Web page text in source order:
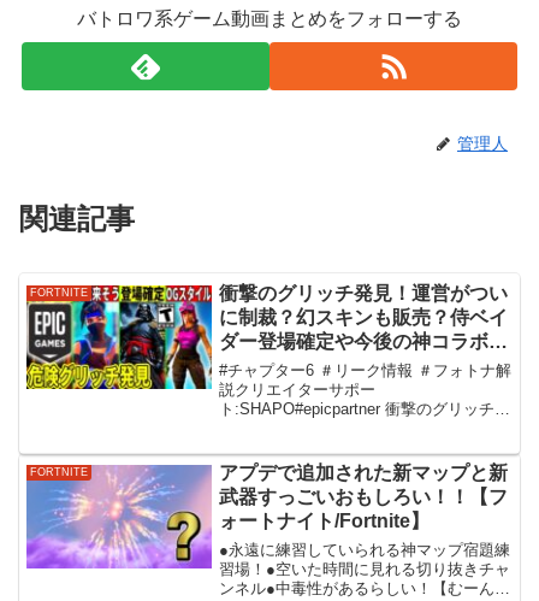
バトロワ系ゲーム動画まとめをフォローする
管理人
関連記事
FORTNITE
衝撃のグリッチ発見！運営がつい
に制裁？幻スキンも販売？侍ベイ
ダー登場確定や今後の神コラボ、
最新情報を全て解説！【フォート
ナイト】フォトナ,リーク情報,無
料,アプデ,イベント,トラヴィス再
#チャプター6 ＃リーク情報 ＃フォトナ解
説クリエイターサポー
ト:SHAPO#epicpartner 衝撃のグリッチ発
ボ、最新情報を全て解説！【フォートナ
イト】フォトナ,...
FORTNITE
アプデで追加された新マップと新
武器すっごいおもしろい！！【フ
ォートナイト/Fortnite】
●永遠に練習していられる神マップ宿題練
習場！●空いた時間に見れる切り抜きチャ
ンネル●中毒性があるらしい！【むーんば